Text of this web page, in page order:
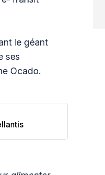
le géant
ses
Ocado.